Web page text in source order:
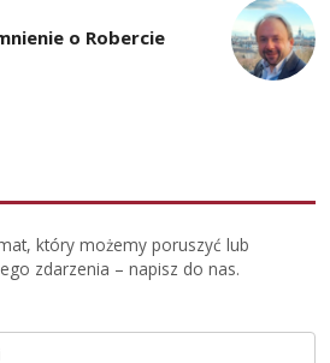
o Robercie
który możemy poruszyć lub
zdarzenia – napisz do nas.